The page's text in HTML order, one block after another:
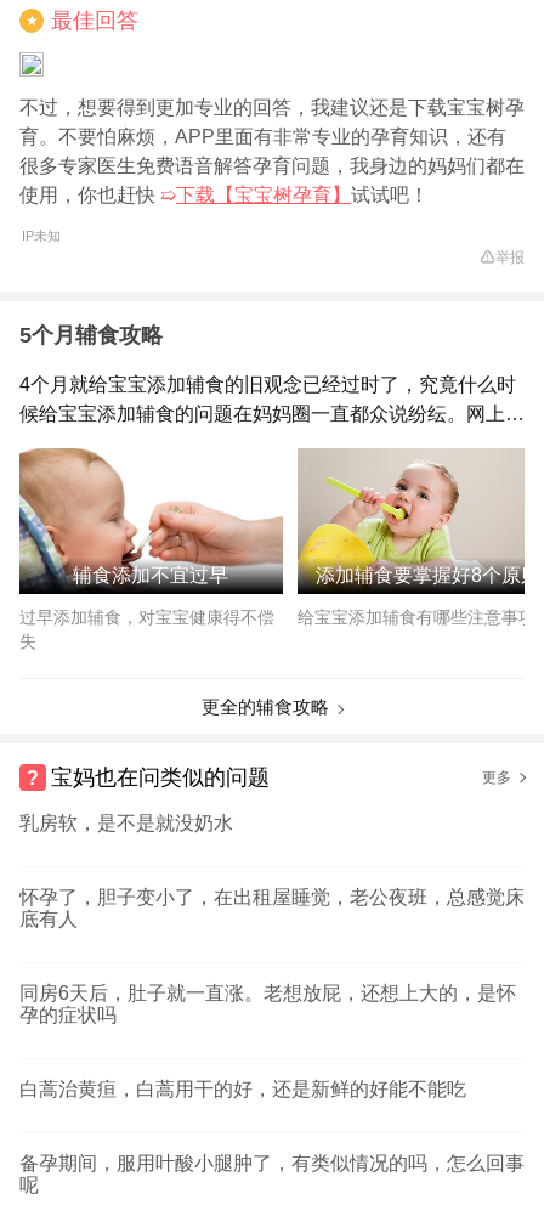
★ 最佳回答
不过，想要得到更加专业的回答，我建议还是下载宝宝树孕
育。不要怕麻烦，APP里面有非常专业的孕育知识，还有
很多专家医生免费语音解答孕育问题，我身边的妈妈们都在
使用，你也赶快 ➯下载【宝宝树孕育】 试试吧！
IP未知
举报
5个月辅食攻略
4个月就给宝宝添加辅食的旧观念已经过时了，究竟什么时
候给宝宝添加辅食的问题在妈妈圈一直都众说纷纭。网上更
辅食添加不宜过早
过早添加辅食，对宝宝健康得不偿
失
添加辅食要掌握好8个原则
给宝宝添加辅食有哪些注意事项
更全的辅食攻略
宝妈也在问类似的问题 更多
乳房软，是不是就没奶水
怀孕了，胆子变小了，在出租屋睡觉，老公夜班，总感觉床
底有人
同房6天后，肚子就一直涨。老想放屁，还想上大的，是怀
孕的症状吗
白蒿治黄疸，白蒿用干的好，还是新鲜的好能不能吃
备孕期间，服用叶酸小腿肿了，有类似情况的吗，怎么回事
呢